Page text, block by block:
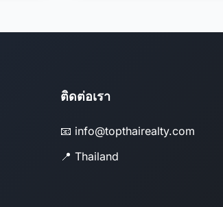
ติดต่อเรา
📧 info@topthairealty.com
📍 Thailand